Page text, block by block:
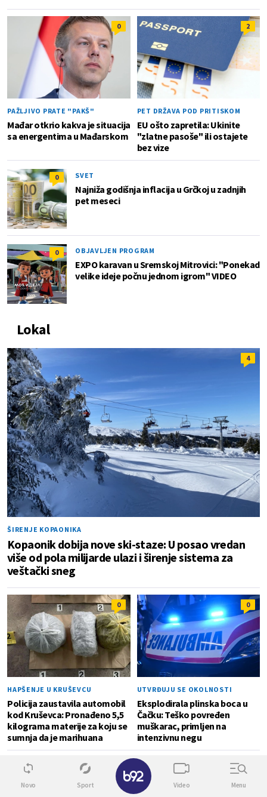
0
PAŽLJIVO PRATE "PAKŠ"
Mađar otkrio kakva je situacija
sa energentima u Mađarskom
2
PET DRŽAVA POD PRITISKOM
EU ošto zapretila: Ukinite
"zlatne pasoše" ili ostajete
bez vize
0 SVET
Najniža godišnja inflacija u Grčkoj u zadnjih
pet meseci
0 OBJAVLJEN PROGRAM
EXPO karavan u Sremskoj Mitrovici: "Ponekad
velike ideje počnu jednom igrom" VIDEO
Lokal
4
ŠIRENJE KOPAONIKA
Kopaonik dobija nove ski-staze: U posao vredan
više od pola milijarde ulazi i širenje sistema za
veštački sneg
0
HAPŠENJE U KRUŠEVCU
Policija zaustavila automobil
kod Kruševca: Pronađeno 5,5
kilograma materije za koju se
sumnja da je marihuana
0
UTVRĐUJU SE OKOLNOSTI
Eksplodirala plinska boca u
Čačku: Teško povređen
muškarac, primljen na
intenzivnu negu
USKORO KREĆE U PROBNI RAD
Majstori svog zanata: Na tržištu će se uskoro
pojaviti pivo koje prave srednjoškolci iz
Novo Sport Video Menu
✕